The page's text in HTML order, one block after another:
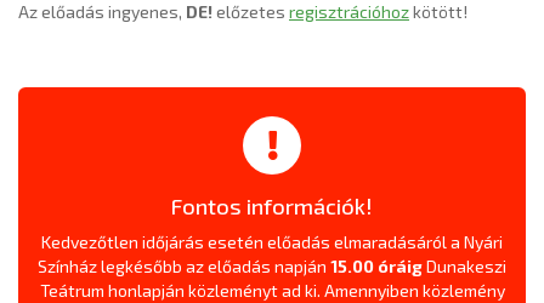
Az előadás ingyenes, DE!előzetes regisztrációhozkötött!
Fontos információk!
Kedvezőtlen időjárás esetén előadás elmaradásáról a Nyári
Színház legkésőbb az előadás napján 15.00 óráigDunakeszi
Teátrum honlapján közleményt ad ki. Amennyiben közlemény